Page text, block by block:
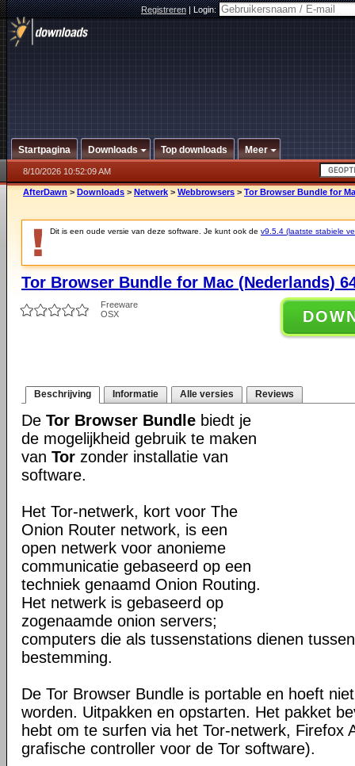
Registreren|Login:
Startpagina Downloads Top downloads Meer
8/10/2026 10:52:09 AM
AfterDawn > Downloads > Netwerk > Webbrowsers > Tor Browser Bundle for
Dit is een oude versie van deze software. Je kunt ook de v9.5.4 (laatste stabiele
Tor Browser Bundle for Mac (Nederlands)
Freeware
OSX
Beschrijving Informatie Alle versies Reviews
De Tor Browser Bundle biedt je
de mogelijkheid gebruik te maken
van Tor zonder installatie van
software.
Het Tor-netwerk, kort voor The
Onion Router network, is een
open netwerk voor anonieme
communicatie gebaseerd op een
techniek genaamd Onion Routing.
Het netwerk is gebaseerd op
zogenaamde onion servers;
computers die als tussenstations dienen
bestemming.
De Tor Browser Bundle is portable en hoeft
worden. Uitpakken en opstarten. Het pakket
hebt om te surfen via het Tor-netwerk, Firefox
grafische controller voor de Tor software).